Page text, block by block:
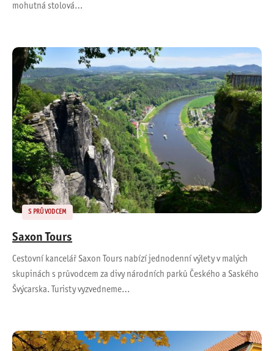
mohutná stolová…
S PRŮVODCEM
Saxon Tours
Cestovní kancelář Saxon Tours nabízí jednodenní výlety v malých
skupinách s průvodcem za divy národních parků Českého a Saského
Švýcarska. Turisty vyzvedneme…